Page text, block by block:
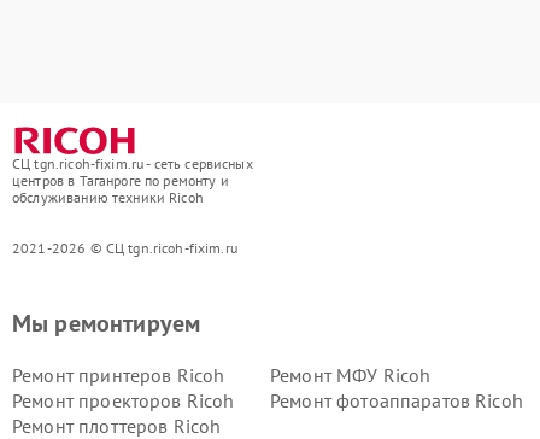
СЦ tgn.ricoh-fixim.ru - сеть сервисных
центров в Таганроге по ремонту и
обслуживанию техники Ricoh
2021-2026 © СЦ tgn.ricoh-fixim.ru
Мы ремонтируем
Ремонт принтеров Ricoh
Ремонт МФУ Ricoh
Ремонт проекторов Ricoh
Ремонт фотоаппаратов Ricoh
Ремонт плоттеров Ricoh